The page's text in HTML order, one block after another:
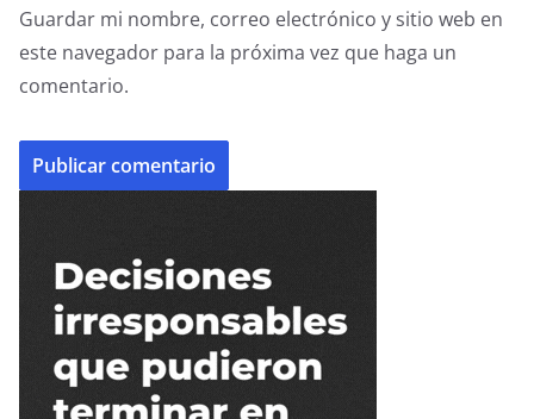
Guardar mi nombre, correo electrónico y sitio web en
este navegador para la próxima vez que haga un
comentario.